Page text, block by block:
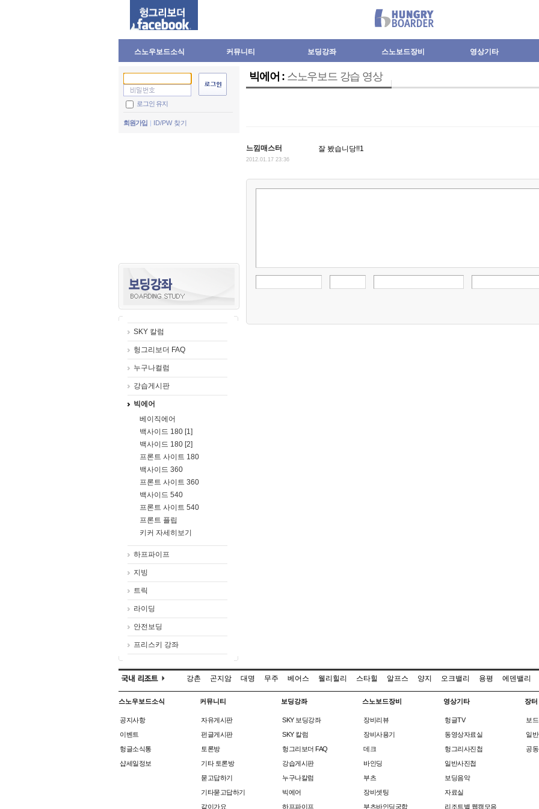
스노우보드소식 커뮤니티 보딩강좌 스노보드장비 영상기타
로그인 유지
회원가입 ID/PW 찾기
SKY 칼럼
헝그리보더 FAQ
누구나컬럼
강습게시판
빅에어
베이직에어
백사이드 180 [1]
백사이드 180 [2]
프론트 사이트 180
백사이드 360
프론트 사이트 360
백사이드 540
프론트 사이트 540
프론트 플립
키커 자세히보기
하프파이프
지빙
트릭
라이딩
안전보딩
프리스키 강좌
빅에어 : 스노우보드 강습 영상
느낌매스터
2012.01.17 23:36
잘 봤습니당!!1
강촌 곤지암 대명 무주 베어스 웰리힐리 스타힐 알프스 양지 오크밸리 용평 에덴밸리
스노우보드소식
공지사항
이벤트
헝글소식통
샵세일정보
커뮤니티
자유게시판
펀글게시판
토론방
기타 토론방
묻고답하기
기타묻고답하기
같이가요
보딩강좌
SKY 보딩강좌
SKY 칼럼
헝그리보더 FAQ
강습게시판
누구나칼럼
빅에어
하프파이프
스노보드장비
장비리뷰
장비사용기
데크
바인딩
부츠
장비셋팅
부츠바인딩궁합
영상기타
헝글TV
동영상자료실
헝그리사진첩
일반사진첩
보딩음악
자료실
리조트별 웹캠모음
장터
보
일
공